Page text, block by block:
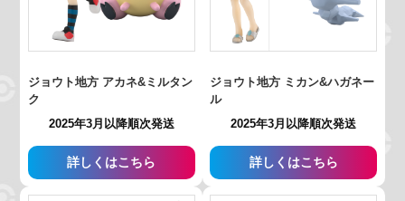
ジョウト地方 アカネ&ミルタン
ク
2025年3月以降順次発送
詳しくはこちら
ジョウト地方 ミカン&ハガネー
ル
2025年3月以降順次発送
詳しくはこちら